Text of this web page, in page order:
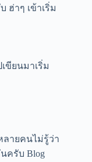
ฮ่าๆ เข้าเริ่ม
เขียนมาเริ่ม
ลายคนไม่รู้ว่า
ครับ Blog